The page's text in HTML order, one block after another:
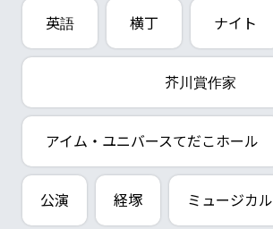
英語 横丁 ナイト
芥川賞作家
アイム・ユニバースてだこホール
公演 経塚 ミュージカル